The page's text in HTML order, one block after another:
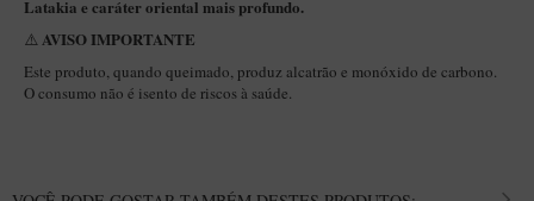
Speciale
BB Liso e Rústico
CACHIMBOS ARTESANAIS DE BRIAR ITALIANO
Latakia e caráter oriental mais profundo.
⚠️AVISO IMPORTANTE
Este produto, quando queimado, produz alcatrão e monóxido de carbono.
O consumo não é isento de riscos à saúde.